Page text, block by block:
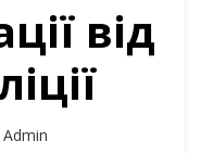
від
Author
Admin